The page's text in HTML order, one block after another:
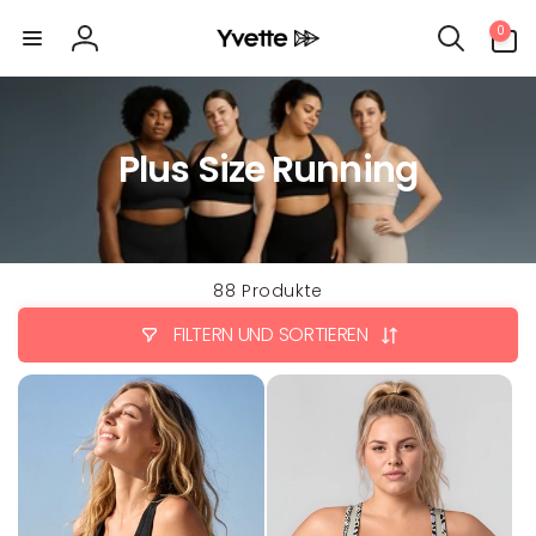
zum
Inhalt
Einloggen
0
Artikel
Plus Size Running
88 Produkte
FILTERN UND SORTIEREN